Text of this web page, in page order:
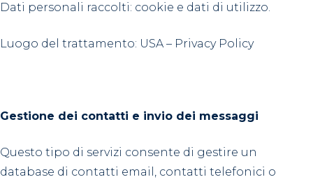
Dati personali raccolti: cookie e dati di utilizzo.
Luogo del trattamento: USA – Privacy Policy
Gestione dei contatti e invio dei messaggi
Questo tipo di servizi consente di gestire un
database di contatti email, contatti telefonici o